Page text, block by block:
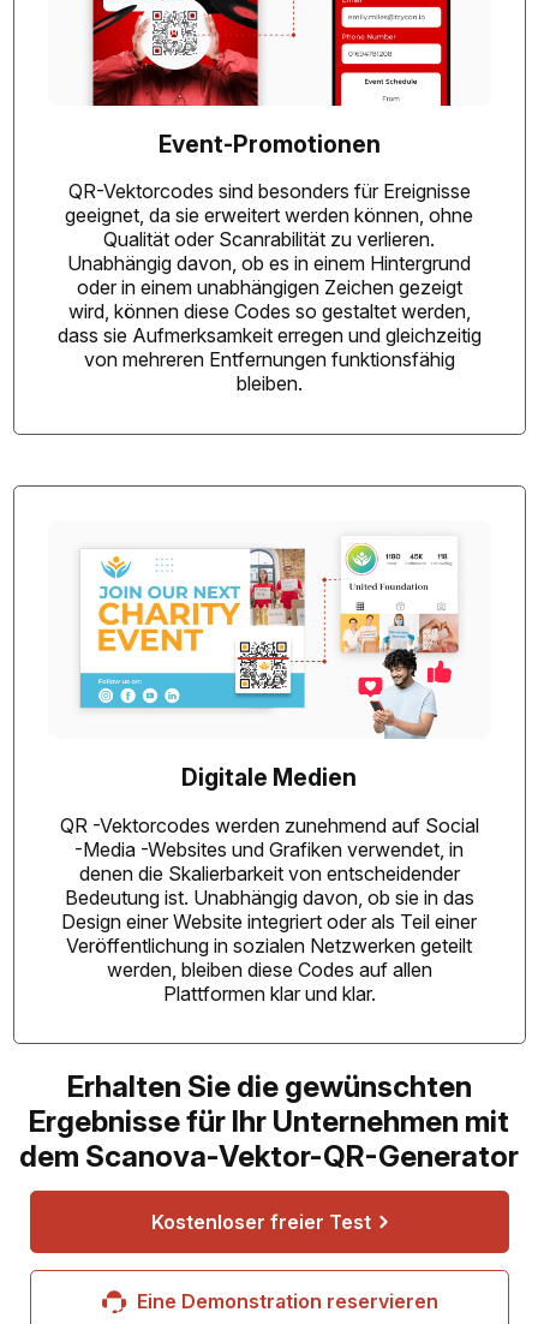
Event-Promotionen
QR-Vektorcodes sind besonders für Ereignisse
geeignet, da sie erweitert werden können, ohne
Qualität oder Scanrabilität zu verlieren.
Unabhängig davon, ob es in einem Hintergrund
oder in einem unabhängigen Zeichen gezeigt
wird, können diese Codes so gestaltet werden,
dass sie Aufmerksamkeit erregen und gleichzeitig
von mehreren Entfernungen funktionsfähig
bleiben.
Digitale Medien
QR -Vektorcodes werden zunehmend auf Social
-Media -Websites und Grafiken verwendet, in
denen die Skalierbarkeit von entscheidender
Bedeutung ist. Unabhängig davon, ob sie in das
Design einer Website integriert oder als Teil einer
Veröffentlichung in sozialen Netzwerken geteilt
werden, bleiben diese Codes auf allen
Plattformen klar und klar.
Erhalten Sie die gewünschten
Ergebnisse für Ihr Unternehmen mit
dem Scanova-Vektor-QR-Generator
Kostenloser freier Test
Eine Demonstration reservieren